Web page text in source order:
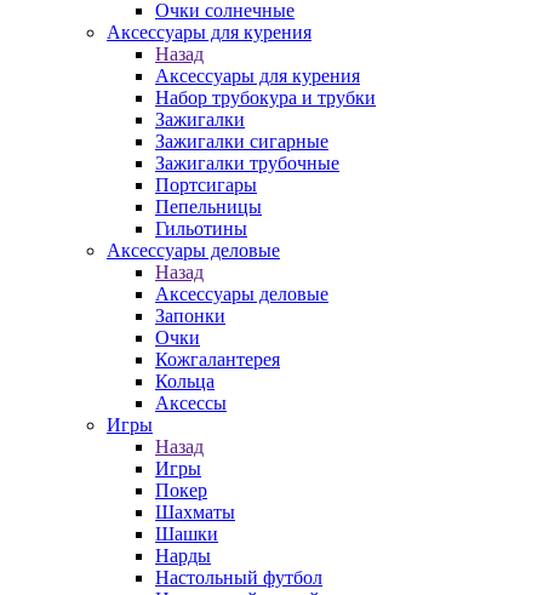
Очки солнечные
Аксессуары для курения
Назад
Аксессуары для курения
Набор трубокура и трубки
Зажигалки
Зажигалки сигарные
Зажигалки трубочные
Портсигары
Пепельницы
Гильотины
Аксессуары деловые
Назад
Аксессуары деловые
Запонки
Очки
Кожгалантерея
Кольца
Аксессы
Игры
Назад
Игры
Покер
Шахматы
Шашки
Нарды
Настольный футбол